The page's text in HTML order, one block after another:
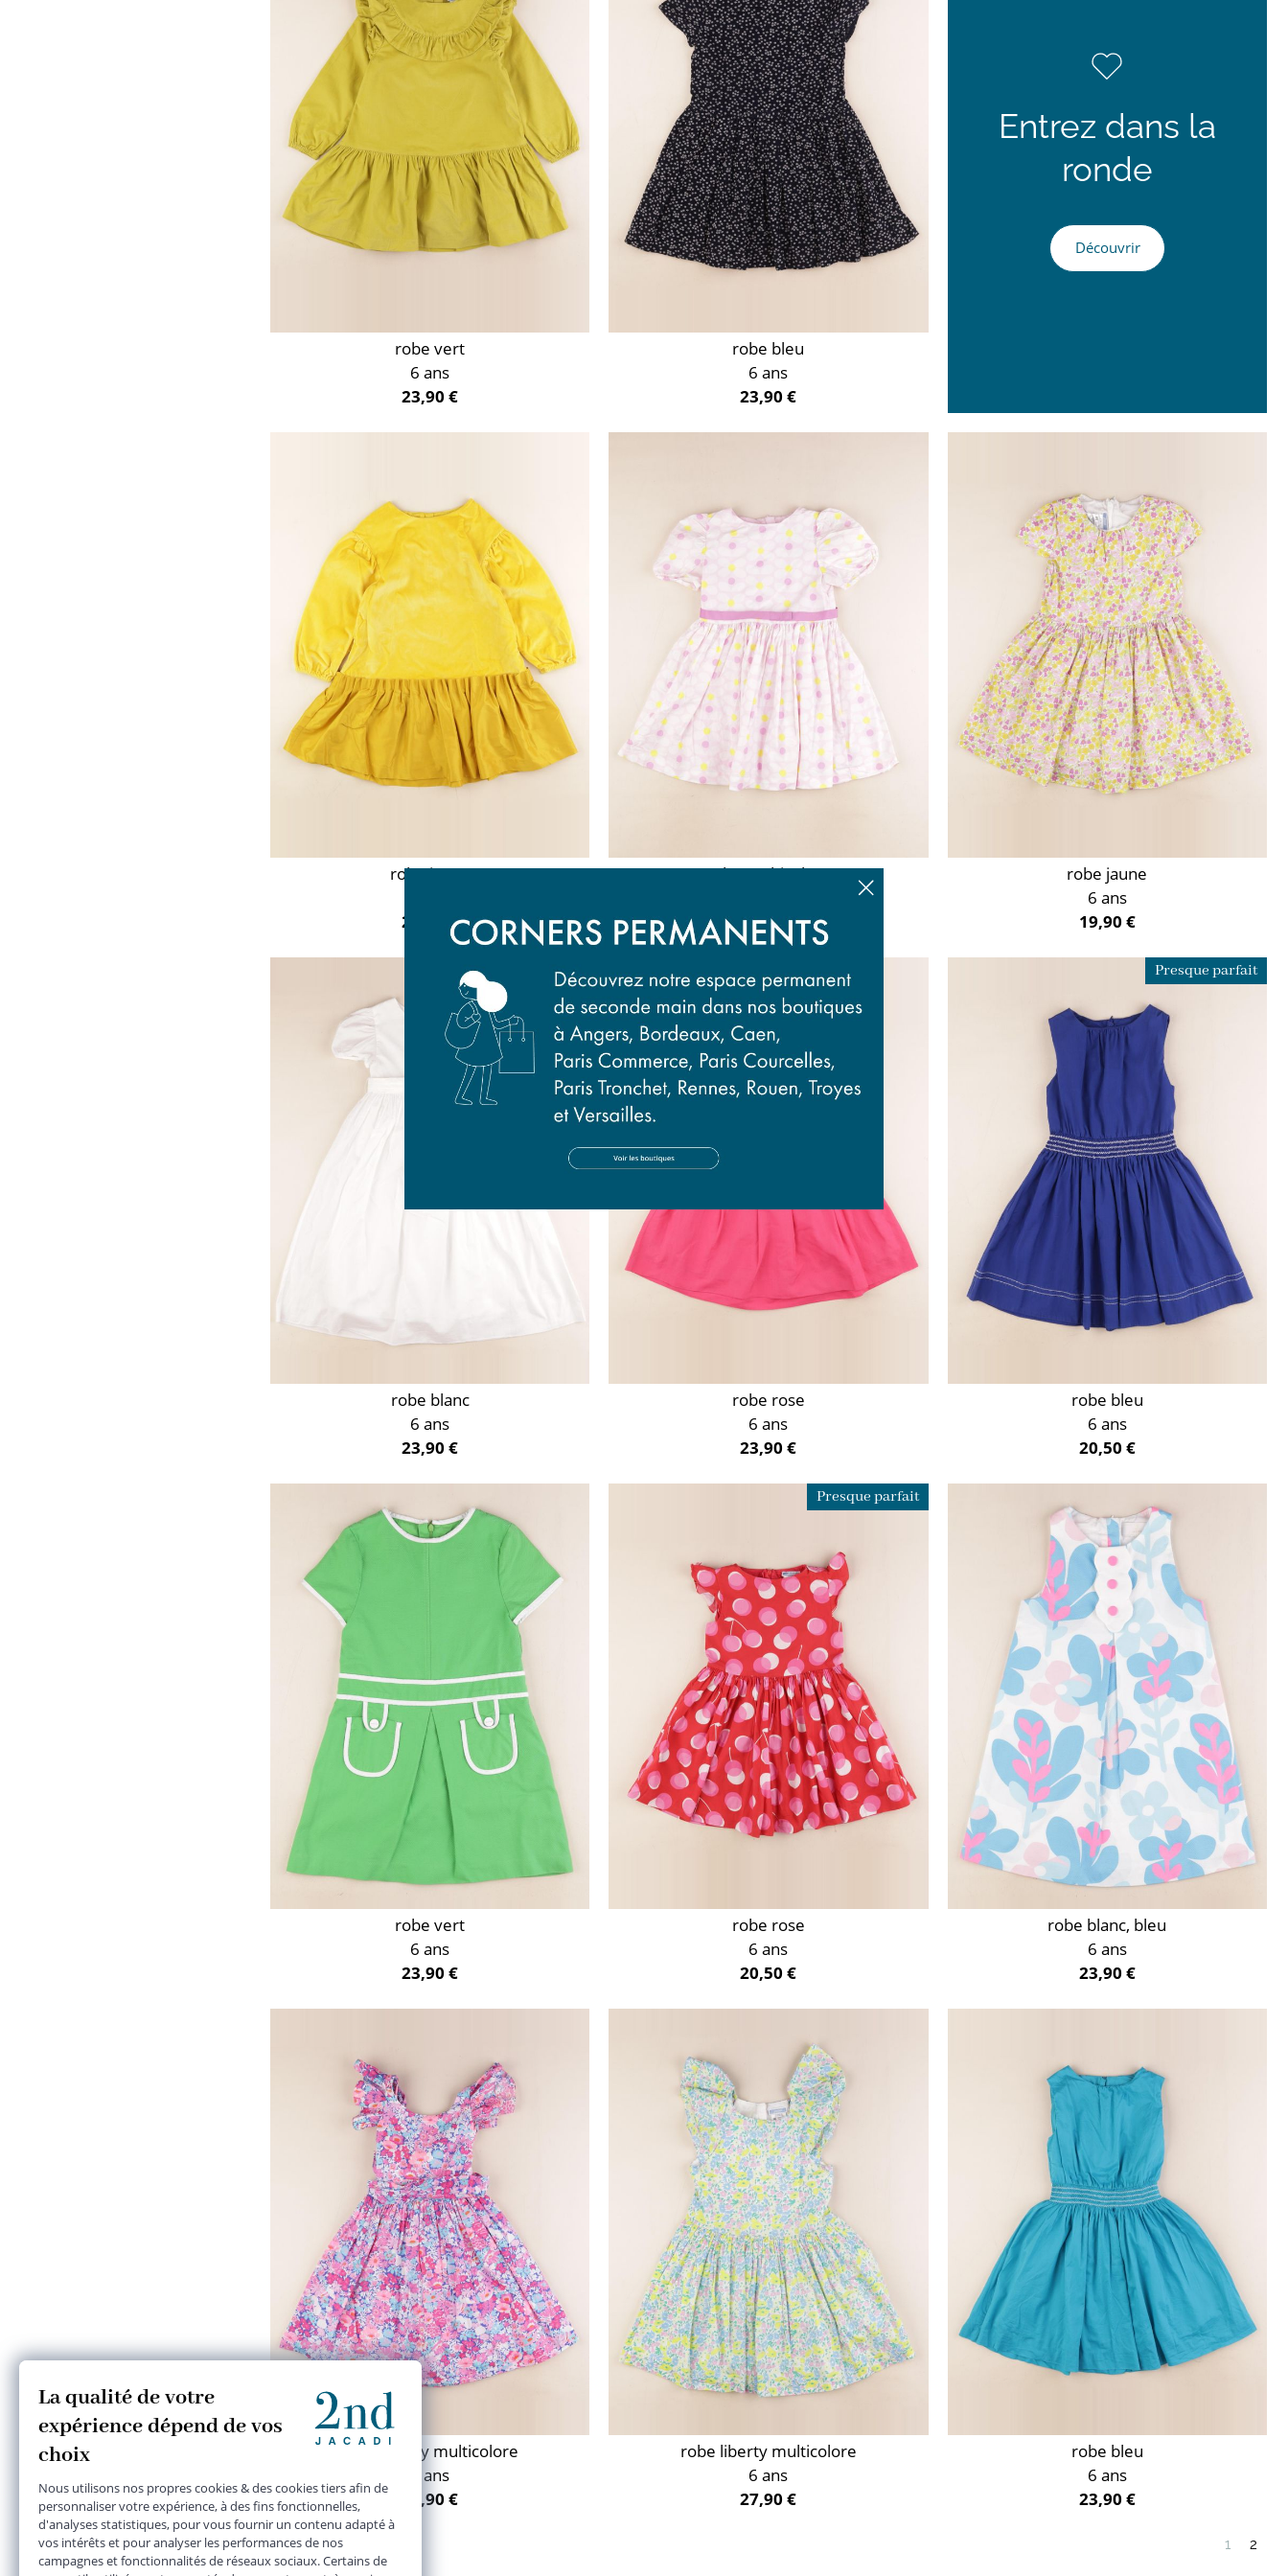
robe vert
6 ans
23,90 €
robe bleu
6 ans
23,90 €
robe jaune
23,90 €
robe multicolore
19,90 €
robe jaune
6 ans
19,90 €
robe blanc
6 ans
23,90 €
robe rose
6 ans
23,90 €
Presque parfait
robe bleu
6 ans
20,50 €
robe vert
6 ans
23,90 €
Presque parfait
robe rose
6 ans
20,50 €
robe blanc, bleu
6 ans
23,90 €
robe liberty multicolore
6 ans
27,90 €
robe liberty multicolore
6 ans
27,90 €
robe bleu
6 ans
23,90 €
Entrez dans la
ronde
Découvrir
1 2